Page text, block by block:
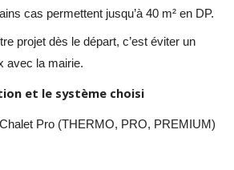
cas permettent jusqu’à 40 m² en DP.
projet dès le départ, c’est éviter un
avec la mairie.
et le système choisi
Pro (THERMO, PRO, PREMIUM)